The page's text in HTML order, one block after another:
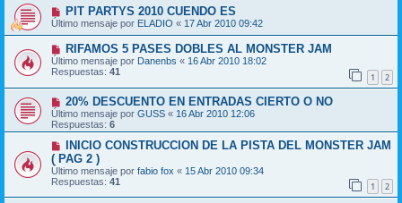
PIT PARTYS 2010 CUENDO ES
Último mensaje por ELADIO « 17 Abr 2010 09:42
RIFAMOS 5 PASES DOBLES AL MONSTER JAM
Último mensaje por Danenbs « 16 Abr 2010 18:02
Respuestas: 41 1 2
20% DESCUENTO EN ENTRADAS CIERTO O NO
Último mensaje por GUSS « 16 Abr 2010 12:06
Respuestas: 6
INICIO CONSTRUCCION DE LA PISTA DEL MONSTER JAM
( PAG 2 )
Último mensaje por fabio fox « 15 Abr 2010 09:34
Respuestas: 41 1 2